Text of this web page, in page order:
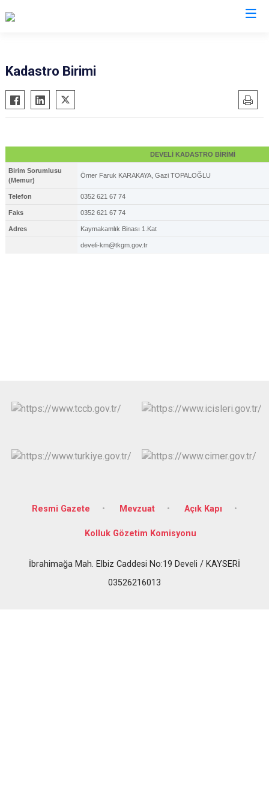
Akkışla
Bünyan
Felahiye
Hacılar
İncesu
Melikgazi
Sarız
Yeşilhisar
Kadastro Birimi
DEVELİ KADASTRO BİRİMİ
Birim Sorumlusu
(Memur)
Ömer Faruk KARAKAYA, Gazi TOPALOĞLU
Telefon 0352 621 67 74
Faks 0352 621 67 74
Adres Kaymakamlık Binası 1.Kat
develi-km@tkgm.gov.tr
Resmi Gazete Mevzuat Açık Kapı
Kolluk Gözetim Komisyonu
İbrahimağa Mah. Elbiz Caddesi No:19 Develi / KAYSERİ
03526216013